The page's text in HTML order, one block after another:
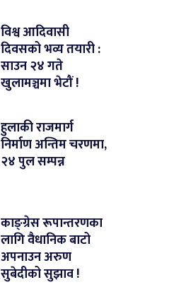
विश्व आदिवासी
दिवसको भव्य तयारी :
साउन २४ गते
खुलामञ्चमा भेटौं !
हुलाकी राजमार्ग
निर्माण अन्तिम चरणमा,
२४ पुल सम्पन्न
काङ्ग्रेस रूपान्तरणका
लागि वैधानिक बाटो
अपनाउन अरुण
सुबेदीको सुझाव !